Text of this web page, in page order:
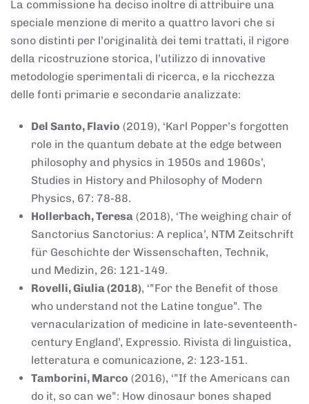
La commissione ha deciso inoltre di attribuire una
speciale menzione di merito a quattro lavori che si
sono distinti per l’originalità dei temi trattati, il rigore
della ricostruzione storica, l’utilizzo di innovative
metodologie sperimentali di ricerca, e la ricchezza
delle fonti primarie e secondarie analizzate:
Del Santo, Flavio (2019), ‘Karl Popper’s forgotten
role in the quantum debate at the edge between
philosophy and physics in 1950s and 1960s’,
Studies in History and Philosophy of Modern
Physics, 67: 78-88.
Hollerbach, Teresa (2018), ‘The weighing chair of
Sanctorius Sanctorius: A replica’, NTM Zeitschrift
für Geschichte der Wissenschaften, Technik,
und Medizin, 26: 121-149.
Rovelli, Giulia (2018), ‘”For the Benefit of those
who understand not the Latine tongue”. The
vernacularization of medicine in late-seventeenth-
century England’, Expressio. Rivista di linguistica,
letteratura e comunicazione, 2: 123-151.
Tamborini, Marco (2016), ‘”If the Americans can
do it, so can we”: How dinosaur bones shaped